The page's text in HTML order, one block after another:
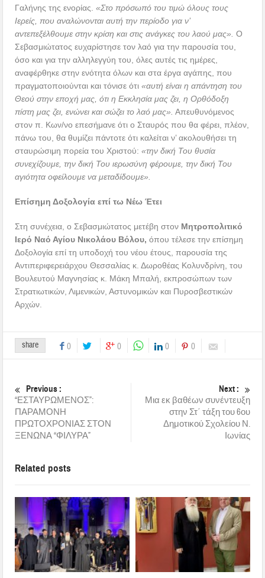
Γαλήνης της ενορίας.«Στο πρόσωπό του τιμώ όλους τους
Ιερείς, που αναλώνονται αυτή την περίοδο για ν’
αντεπεξέλθουμε στην κρίση και στις ανάγκες του λαού μας». Ο
Σεβασμιώτατος ευχαρίστησε τον λαό για την παρουσία του,
όσο και για την αλληλεγγύη του, όλες αυτές τις ημέρες,
αναφέρθηκε στην ενότητα όλων και στα έργα αγάπης, που
πραγματοποιούνται και τόνισε ότι«αυτή είναι η απάντηση του
Θεού στην εποχή μας, ότι η Εκκλησία μας ζει, η Ορθόδοξη
πίστη μας ζει, ενώνει και σώζει το λαό μας». Απευθυνόμενος
στον π. Κων/νο επεσήμανε ότι ο Σταυρός που θα φέρει, πλέον,
πάνω του, θα θυμίζει πάντοτε ότι καλείται ν’ ακολουθήσει τη
σταυρώσιμη πορεία του Χριστού:«την δική Του θυσία
συνεχίζουμε, την δική Του ιερωσύνη φέρουμε, την δική Του
αγιότητα οφείλουμε να μεταδίδουμε».
Επίσημη Δοξολογία επί τω Νέω Έτει
Στη συνέχεια, ο Σεβασμιώτατος μετέβη στον Μητροπολιτικό
Ιερό Ναό Αγίου Νικολάου Βόλου, όπου τέλεσε την επίσημη
Δοξολογία επί τη υποδοχή του νέου έτους, παρουσία της
Αντιπεριφερειάρχου Θεσσαλίας κ. Δωροθέας Κολυνδρίνη, του
Βουλευτού Μαγνησίας κ. Μάκη Μπαλή, εκπροσώπων των
Στρατιωτικών, Λιμενικών, Αστυνομικών και Πυροσβεστικών
Αρχών.
share 0 0 0 0
Previous :
“ΕΣΤΑΥΡΩΜΕΝΟΣ”:
ΠΑΡΑΜΟΝΗ
ΠΡΩΤΟΧΡΟΝΙΑΣ ΣΤΟΝ
ΞΕΝΩΝΑ “ΦΙΛΥΡΑ”
Next :
Μια εκ βαθέων συνέντευξη
στην Στ΄ τάξη του 6ου
Δημοτικού Σχολείου Ν.
Ιωνίας
Related posts